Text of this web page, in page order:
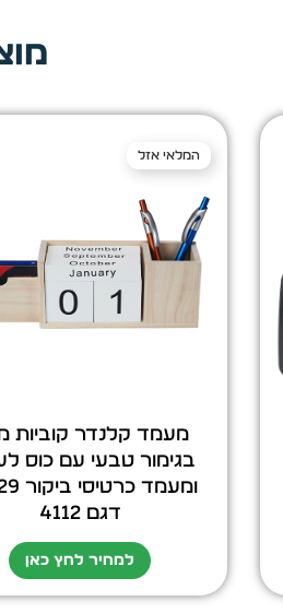
המלאי אזל
מעמד קלנדר קוביות
בגימור טבעי עם כוס
דגם 4112
למחיר לחץ כאן